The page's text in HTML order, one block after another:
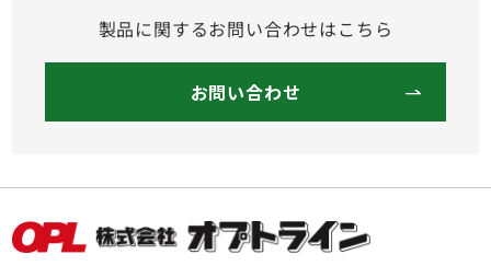
製品に関するお問い合わせはこちら
お問い合わせ